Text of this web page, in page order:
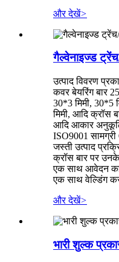
और देखें>
गैल्वेनाइज्ड
उत्पाद विवरण
कवर बेयरिंग बार
30*3 मिमी, 30*5
मिमी, आदि क्रॉस
आदि आकार
ISO9001
जस्ती उत्पाद
क्रॉस बार पर
एक साथ आवेदन का
एक साथ वेल्डिंग
और देखें>
भारी शुल्क